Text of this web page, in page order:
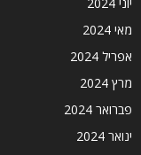
מאי 2024
אפריל 2024
מרץ 2024
פברואר 2024
ינואר 2024